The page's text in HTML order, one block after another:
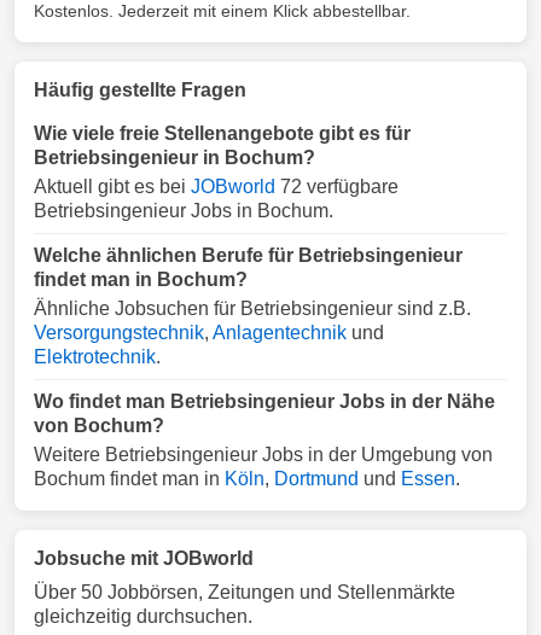
Kostenlos. Jederzeit mit einem Klick abbestellbar.
Häufig gestellte Fragen
Wie viele freie Stellenangebote gibt es für
Betriebsingenieur in Bochum?
Aktuell gibt es bei JOBworld 72 verfügbare
Betriebsingenieur Jobs in Bochum.
Welche ähnlichen Berufe für Betriebsingenieur
findet man in Bochum?
Ähnliche Jobsuchen für Betriebsingenieur sind z.B.
Versorgungstechnik, Anlagentechnik und
Elektrotechnik.
Wo findet man Betriebsingenieur Jobs in der Nähe
von Bochum?
Weitere Betriebsingenieur Jobs in der Umgebung von
Bochum findet man in Köln, Dortmund und Essen.
Jobsuche mit JOBworld
Über 50 Jobbörsen, Zeitungen und Stellenmärkte
gleichzeitig durchsuchen.